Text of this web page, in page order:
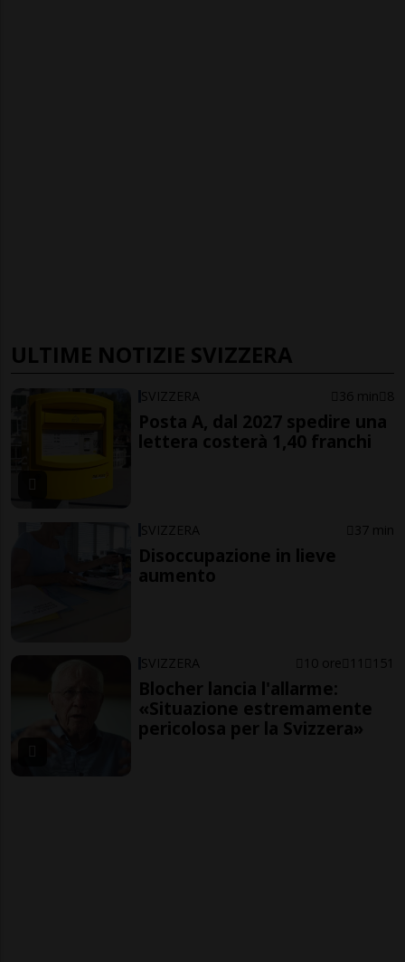
ULTIME NOTIZIE SVIZZERA
SVIZZERA 36 min 8
Posta A, dal 2027 spedire una
lettera costerà 1,40 franchi
SVIZZERA 37 min
Disoccupazione in lieve
aumento
SVIZZERA 10 ore 11 151
Blocher lancia l'allarme:
«Situazione estremamente
pericolosa per la Svizzera»